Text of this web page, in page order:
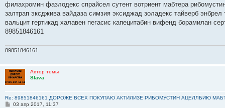
и
е
филахромин фазлодекс спрайсел сутент вотриент мабтера
залтрап эксджива вайдаза симзия эксиджад золадекс тайверб
вальцит гертикад халавен пегасис капецитабин вифенд борамилан
89851846161
89851846161
Автор темы
Slava
Re: 89851846161 ДОРОЖЕ ВСЕХ ПОКУПАЮ АКТИЛИЗЕ РИБОМУСТИН АЦЕЛЛБИЮ
С03 апр 2017, 11:37